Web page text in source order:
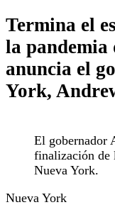
Termina el
la pandemia
anuncia el
York,
El gobernador
finalización de
Nueva York.
Nueva York